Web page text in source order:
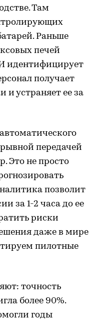
Там
Раньше
печей
идентифицирует
получает
и устраняет ее за
передачей
Это не просто
позволит
за 1-2 часа до ее
риски
даже в мире
пилотные
точность
более 90%.
годы